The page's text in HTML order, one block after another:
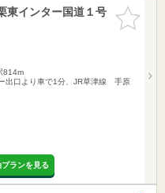
お気に入
りに追加
インター国道１号
814m
出口より車で1分、JR草津線 手原
ランを見る